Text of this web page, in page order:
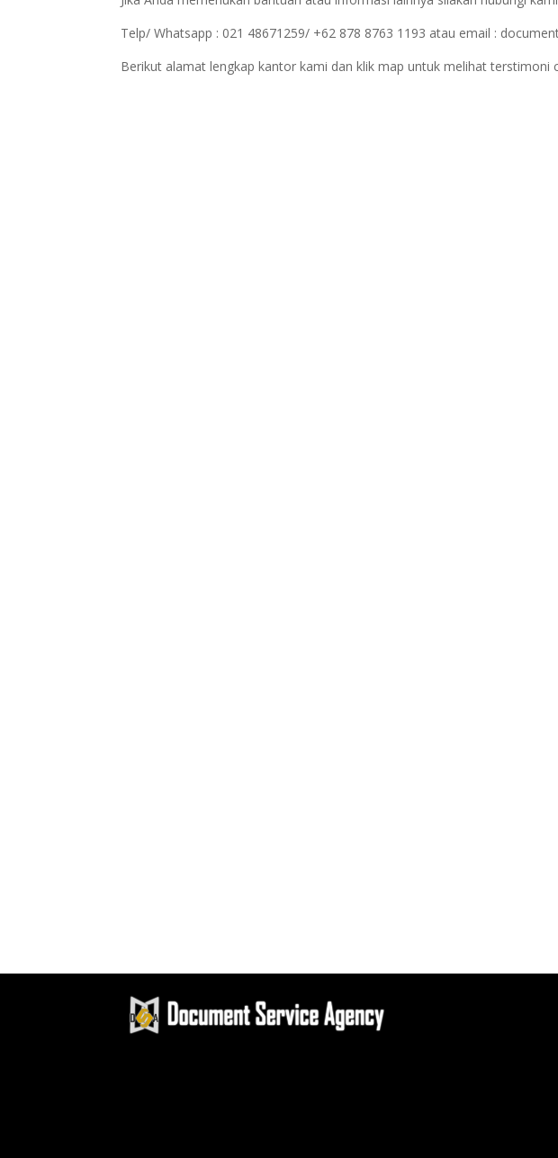
Telp/ Whatsapp : 021 48671259/ +62 878 8763 1193 atau email :
Berikut alamat lengkap kantor kami dan klik map untuk melihat terstimoni